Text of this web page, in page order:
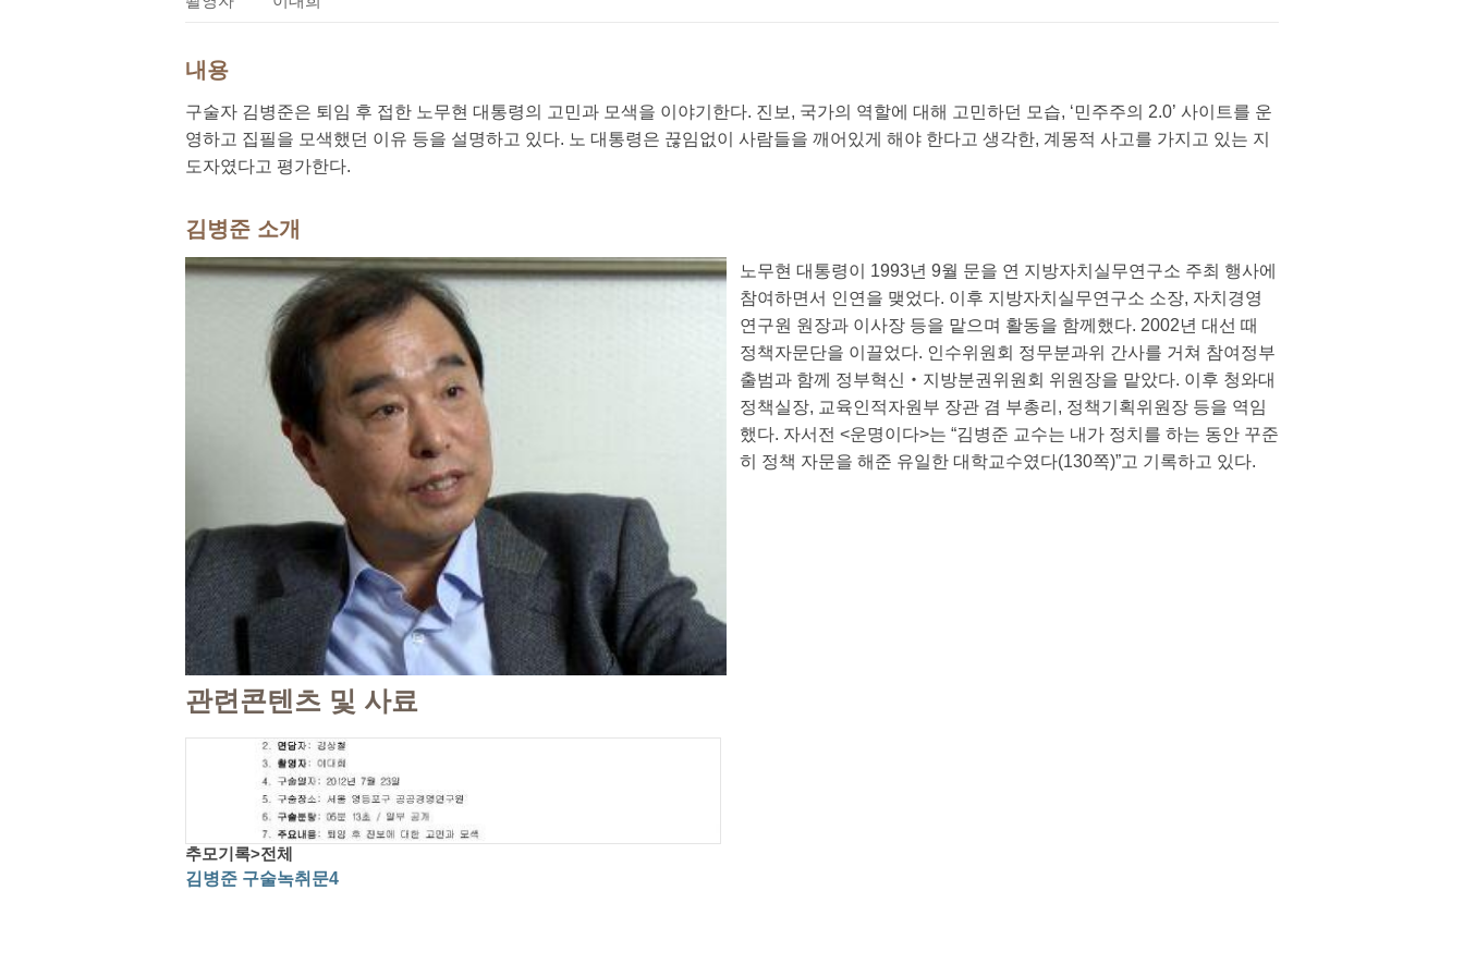
내용
구술자 김병준은 퇴임 후 접한 노무현 대통령의 고민과 모색을 이야기한다. 진보, 국가의 역할에 대해 고민하던 모습, ‘민주주의 2.0’ 사이트를 운
영하고 집필을 모색했던 이유 등을 설명하고 있다. 노 대통령은 끊임없이 사람들을 깨어있게 해야 한다고 생각한, 계몽적 사고를 가지고 있는 지
도자였다고 평가한다.
김병준 소개
노무현 대통령이 1993년 9월 문을 연 지방자치실무연구소 주최 행사에
참여하면서 인연을 맺었다. 이후 지방자치실무연구소 소장, 자치경영
연구원 원장과 이사장 등을 맡으며 활동을 함께했다. 2002년 대선 때
정책자문단을 이끌었다. 인수위원회 정무분과위 간사를 거쳐 참여정부
출범과 함께 정부혁신‧지방분권위원회 위원장을 맡았다. 이후 청와대
정책실장, 교육인적자원부 장관 겸 부총리, 정책기획위원장 등을 역임
했다. 자서전 <운명이다>는 “김병준 교수는 내가 정치를 하는 동안 꾸준
히 정책 자문을 해준 유일한 대학교수였다(130쪽)”고 기록하고 있다.
관련콘텐츠 및 사료
추모기록>전체
김병준 구술녹취문4